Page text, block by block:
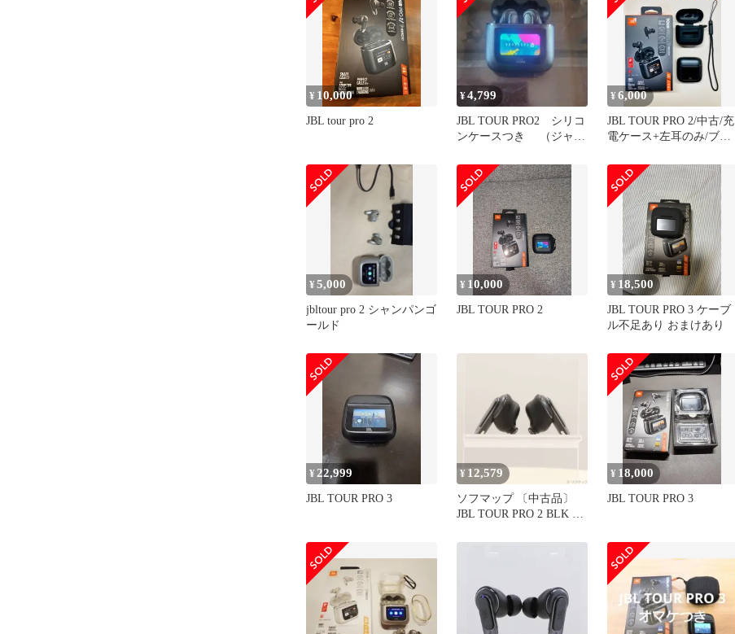
¥ 10,000
JBL tour pro 2
¥4,799
JBL TOUR PRO2 シリコ
ンケースつき （ジャン
¥6,000
JBL TOUR PRO 2/中古/充
電ケース+左耳のみ/ブラ
¥5,000
jbltour pro 2 シャンパンゴ
ールド
¥ 10,000
JBL TOUR PRO 2
¥ 18,500
JBL TOUR PRO 3 ケーブ
ル不足あり おまけあり
¥ 22,999
JBL TOUR PRO 3
¥ 12,579
ソフマップ 〔中古品〕
JBL TOUR PRO 2 BLK ブ
¥ 18,000
JBL TOUR PRO 3